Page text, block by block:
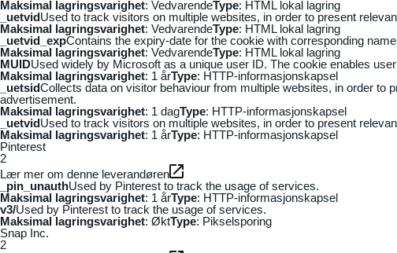
Maksimal lagringsvarighet: VedvarendeType: HTML lokal lagring
_uetvidUsed to track visitors on multiple websites, in order to present
Maksimal lagringsvarighet: VedvarendeType: HTML lokal lagring
_uetvid_expContains the expiry-date for the cookie with corresponding
Maksimal lagringsvarighet: VedvarendeType: HTML lokal lagring
MUIDUsed widely by Microsoft as a unique user ID. The cookie enables
Maksimal lagringsvarighet: 1 årType: HTTP-informasjonskapsel
_uetsidCollects data on visitor behaviour from multiple websites, in order
advertisement.
Maksimal lagringsvarighet: 1 dagType: HTTP-informasjonskapsel
_uetvidUsed to track visitors on multiple websites, in order to present
Maksimal lagringsvarighet: 1 årType: HTTP-informasjonskapsel
Pinterest
2
Lær mer om denne leverandøren
_pin_unauthUsed by Pinterest to track the usage of services.
Maksimal lagringsvarighet: 1 årType: HTTP-informasjonskapsel
v3/Used by Pinterest to track the usage of services.
Maksimal lagringsvarighet: ØktType: Pikselsporing
Snap Inc.
2